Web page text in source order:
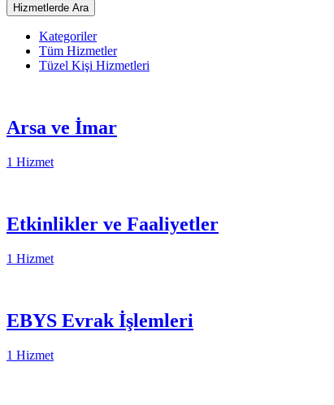
Kategoriler
Tüm Hizmetler
Tüzel Kişi Hizmetleri
Arsa ve İmar
1 Hizmet
Etkinlikler ve Faaliyetler
1 Hizmet
EBYS Evrak İşlemleri
1 Hizmet